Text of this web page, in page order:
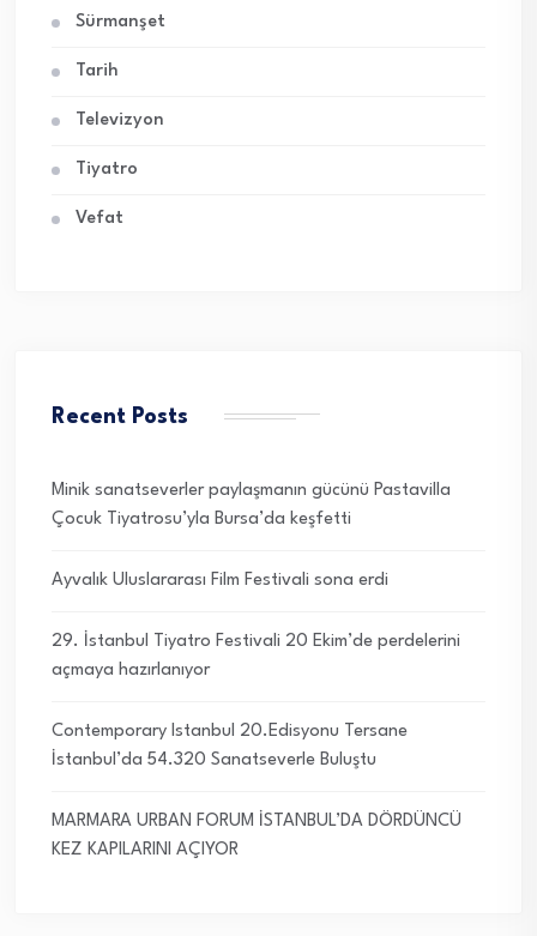
Sürmanşet
Tarih
Televizyon
Tiyatro
Vefat
Recent Posts
Minik sanatseverler paylaşmanın gücünü Pastavilla
Çocuk Tiyatrosu’yla Bursa’da keşfetti
Ayvalık Uluslararası Film Festivali sona erdi
29. İstanbul Tiyatro Festivali 20 Ekim’de perdelerini
açmaya hazırlanıyor
Contemporary Istanbul 20.Edisyonu Tersane
İstanbul’da 54.320 Sanatseverle Buluştu
MARMARA URBAN FORUM İSTANBUL’DA DÖRDÜNCÜ
KEZ KAPILARINI AÇIYOR